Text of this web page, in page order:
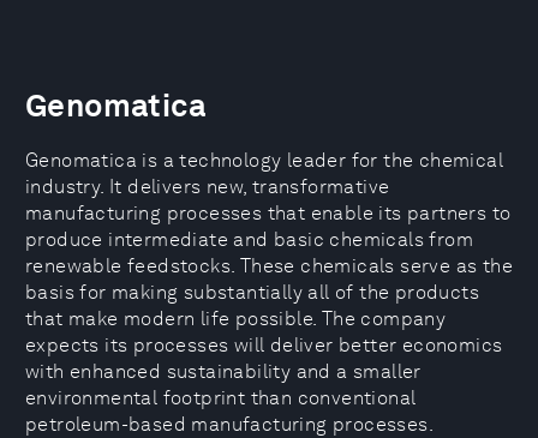
Genomatica
Genomatica is a technology leader for the chemical
industry. It delivers new, transformative
manufacturing processes that enable its partners to
produce intermediate and basic chemicals from
renewable feedstocks. These chemicals serve as the
basis for making substantially all of the products
that make modern life possible. The company
expects its processes will deliver better economics
with enhanced sustainability and a smaller
environmental footprint than conventional
petroleum-based manufacturing processes.